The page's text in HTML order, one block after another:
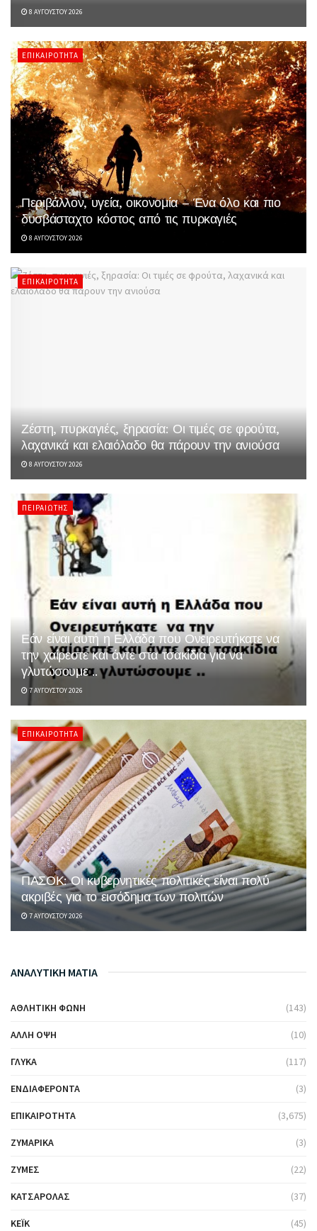
8 ΑΥΓΟΎΣΤΟΥ 2026
ΕΠΙΚΑΙΡΌΤΗΤΑ
Περιβάλλον, υγεία, οικονομία – Ένα όλο και πιο
δυσβάσταχτο κόστος από τις πυρκαγιές
8 ΑΥΓΟΎΣΤΟΥ 2026
ΕΠΙΚΑΙΡΌΤΗΤΑ
Ζέστη, πυρκαγιές, ξηρασία: Οι τιμές σε φρούτα,
λαχανικά και ελαιόλαδο θα πάρουν την ανιούσα
8 ΑΥΓΟΎΣΤΟΥ 2026
ΠΕΙΡΑΙΏΤΗΣ
Εάν είναι αυτή η Ελλάδα που Ονειρευτήκατε να
την χαίρεστε και άντε στα τσακίδια για να
γλυτώσουμε ..
7 ΑΥΓΟΎΣΤΟΥ 2026
ΕΠΙΚΑΙΡΌΤΗΤΑ
ΠΑΣΟΚ: Οι κυβερνητικές πολιτικές είναι πολύ
ακριβές για το εισόδημα των πολιτών
7 ΑΥΓΟΎΣΤΟΥ 2026
ΑΝΑΛΥΤΙΚΗ ΜΑΤΙΑ
ΑΘΛΗΤΙΚΉ ΦΩΝΉ (143)
ΆΛΛΗ ΌΨΗ (10)
ΓΛΥΚΆ (117)
ΕΝΔΙΑΦΈΡΟΝΤΑ (3)
ΕΠΙΚΑΙΡΌΤΗΤΑ (3,675)
ΖΥΜΑΡΙΚΆ (3)
ΖΎΜΕΣ (22)
ΚΑΤΣΑΡΌΛΑΣ (37)
ΚΈΙΚ (45)